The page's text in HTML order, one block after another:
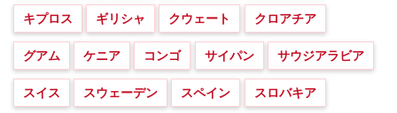
キプロス ギリシャ クウェート クロアチア
グアム ケニア コンゴ サイパン サウジアラビア
スイス スウェーデン スペイン スロバキア